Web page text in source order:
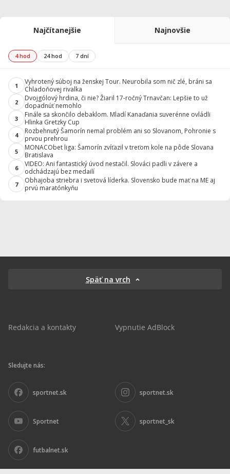
Najčítanejšie Najnovšie
4 hod 24 hod 7 dní
1
Vyhrotený súboj na ženskej Tour. Neurobila som nič zlé, bráni sa
Chladoňovej rivalka
2
Dvojgólový hrdina, či nie? Žiaril 17-ročný Trnavčan: Lepšie to už
dopadnúť nemohlo
3
Finále sa skončilo debaklom. Mladí Kanaďania suverénne ovládli
Hlinka Gretzky Cup
4
Rozbehnutý Šamorín nemal problém ani so Slovanom, Pohronie s
prvou prehrou
5
MONACObet liga: Šamorín zvíťazil v treťom kole na pôde Slovana
Bratislava
6
VIDEO: Ani fantastický úvod nestačil. Slováci padli v závere a
odchádzajú bez medailí
7
Obhajoba striebra i svetová líderka. Slovensko bude mať na ME aj
prvú maratónkyňu
Späť na vrch
Redakcia a kontakty Vypnutie AdBlock
Sledujte nás:
sportnet.sk sportnet.sk
Sportnet sportnet_sk
futbalnet.sk